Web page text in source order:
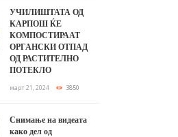
УЧИЛИШТАТА ОД
КАРПОШ ЌЕ
КОМПОСТИРААТ
ОРГАНСКИ ОТПАД
ОД РАСТИТЕЛНО
ПОТЕКЛО
март 21, 2024 3850
Снимање на видеата
како дел од